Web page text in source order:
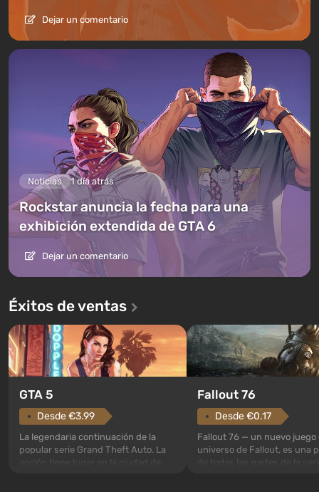
Dejar un comentario
Noticias 1 día atrás
Rockstar anuncia la fecha para una
exhibición extendida de GTA 6
Dejar un comentario
Éxitos de ventas
GTA 5
Desde €3.99
La legendaria continuación de la
popular serie Grand Theft Auto. La
acción tiene lugar en la ciudad de
Fallout 76
Desde €0.17
Fallout 76 — un nuevo juego
universo de Fallout, es una
de todas las partes de la